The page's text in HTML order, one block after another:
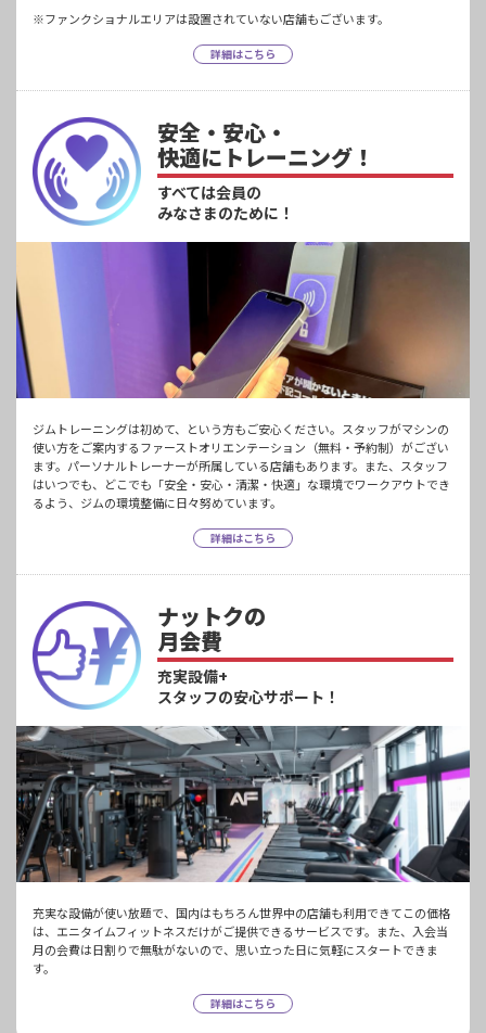
※ファンクショナルエリアは設置されていない店舗もございます。
詳細はこちら
安全・安心・
快適にトレーニング！
すべては会員の
みなさまのために！
ジムトレーニングは初めて、という方もご安心ください。スタッフがマシンの
使い方をご案内するファーストオリエンテーション（無料・予約制）がござい
ます。パーソナルトレーナーが所属している店舗もあります。また、スタッフ
はいつでも、どこでも「安全・安心・清潔・快適」な環境でワークアウトでき
るよう、ジムの環境整備に日々努めています。
詳細はこちら
ナットクの
月会費
充実設備+
スタッフの安心サポート！
充実な設備が使い放題で、国内はもちろん世界中の店舗も利用できてこの価格
は、エニタイムフィットネスだけがご提供できるサービスです。また、入会当
月の会費は日割りで無駄がないので、思い立った日に気軽にスタートできま
す。
詳細はこちら